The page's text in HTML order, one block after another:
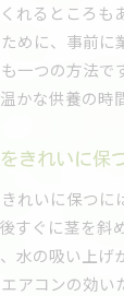
れるところも
めに、事前に
一つの方法で
かな供養の時
きれいに保
れいに保つに
すぐに茎を斜
水の吸い上げ
アコンの効い